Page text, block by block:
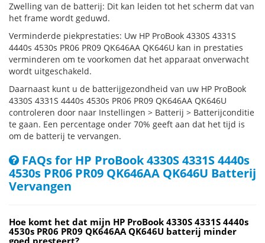
Zwelling van de batterij: Dit kan leiden tot het scherm dat van
het frame wordt geduwd.
Verminderde piekprestaties: Uw HP ProBook 4330S 4331S
4440s 4530s PR06 PR09 QK646AA QK646U kan in prestaties
verminderen om te voorkomen dat het apparaat onverwacht
wordt uitgeschakeld.
Daarnaast kunt u de batterijgezondheid van uw HP ProBook
4330S 4331S 4440s 4530s PR06 PR09 QK646AA QK646U
controleren door naar Instellingen > Batterij > Batterijconditie
te gaan. Een percentage onder 70% geeft aan dat het tijd is
om de batterij te vervangen.
FAQs for HP ProBook 4330S 4331S 4440s
4530s PR06 PR09 QK646AA QK646U Batterij
Vervangen
Hoe komt het dat mijn HP ProBook 4330S 4331S 4440s
4530s PR06 PR09 QK646AA QK646U batterij minder
goed presteert?